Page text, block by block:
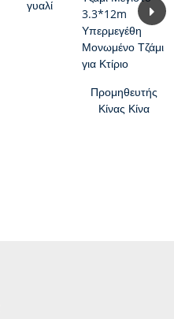
γυαλί
Προμηθευτής
Κίνας Κίνα